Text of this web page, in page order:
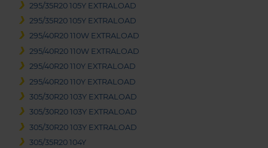
295/35R20 105Y EXTRALOAD
295/35R20 105Y EXTRALOAD
295/40R20 110W EXTRALOAD
295/40R20 110W EXTRALOAD
295/40R20 110Y EXTRALOAD
295/40R20 110Y EXTRALOAD
305/30R20 103Y EXTRALOAD
305/30R20 103Y EXTRALOAD
305/30R20 103Y EXTRALOAD
305/35R20 104Y